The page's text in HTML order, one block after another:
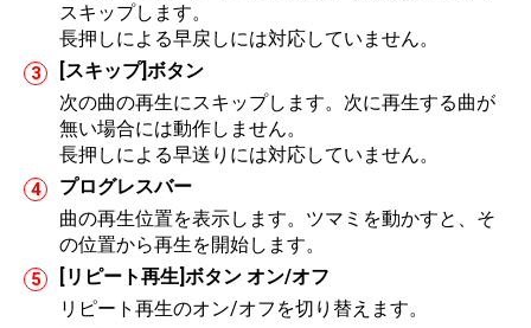
スキップします。
長押しによる早戻しには対応していません。
[スキップ]ボタン
次の曲の再生にスキップします。次に再生する曲が
無い場合には動作しません。
長押しによる早送りには対応していません。
プログレスバー
曲の再生位置を表示します。ツマミを動かすと、そ
の位置から再生を開始します。
[リピート再生]ボタン オン/オフ
リピート再生のオン/オフを切り替えます。